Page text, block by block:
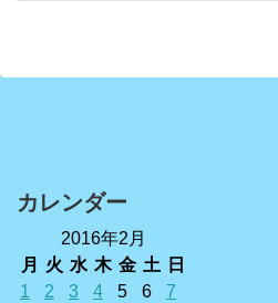
カレンダー
2016年2月
月
火 水 木 金 土 日
1 2 3 4 5 6
7